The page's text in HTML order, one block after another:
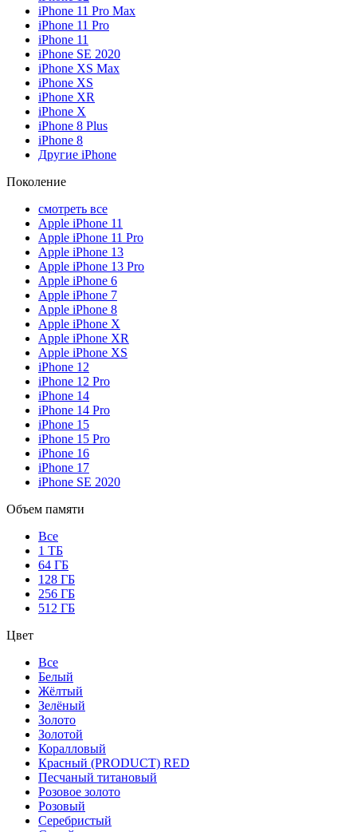
iPhone 11 Pro Max
iPhone 11 Pro
iPhone 11
iPhone SE 2020
iPhone XS Max
iPhone XS
iPhone XR
iPhone X
iPhone 8 Plus
iPhone 8
Другие iPhone
Поколение
смотреть все
Apple iPhone 11
Apple iPhone 11 Pro
Apple iPhone 13
Apple iPhone 13 Pro
Apple iPhone 6
Apple iPhone 7
Apple iPhone 8
Apple iPhone X
Apple iPhone XR
Apple iPhone XS
iPhone 12
iPhone 12 Pro
iPhone 14
iPhone 14 Pro
iPhone 15
iPhone 15 Pro
iPhone 16
iPhone 17
iPhone SE 2020
Объем памяти
Все
1 ТБ
64 ГБ
128 ГБ
256 ГБ
512 ГБ
Цвет
Все
Белый
Жёлтый
Зелёный
Золото
Золотой
Коралловый
Красный (PRODUCT) RED
Песчаный титановый
Розовое золото
Розовый
Серебристый